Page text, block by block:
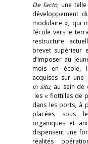
De facto, une
développement
modulaire », qui
l’école vers le
restructure
brevet supérieur
d’imposer au
mois en école,
acquises sur
in situ, au sein de
les « flottilles de
dans les ports, à
placées sous
organiques et
dispensent une
réalités